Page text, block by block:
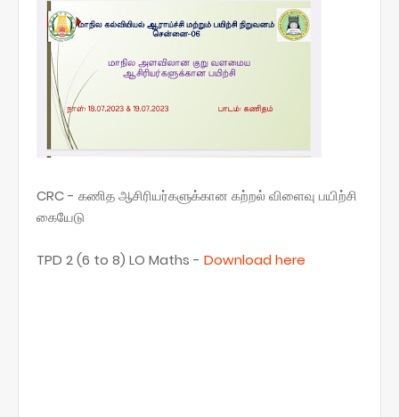
CRC - கணித ஆசிரியர்களுக்கான கற்றல் விளைவு பயிற்சி
கையேடு
TPD 2 (6 to 8) LO Maths - Download here